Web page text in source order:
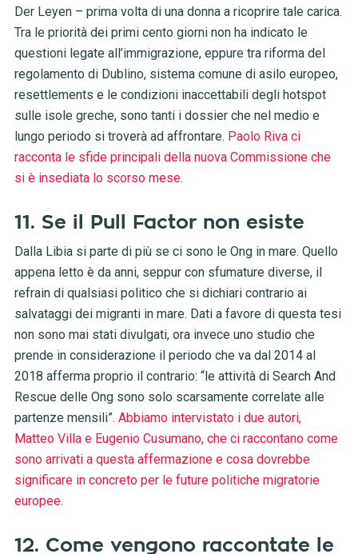
Der Leyen – prima volta di una donna a ricoprire tale carica.
Tra le priorità dei primi cento giorni non ha indicato le
questioni legate all’immigrazione, eppure tra riforma del
regolamento di Dublino, sistema comune di asilo europeo,
resettlements e le condizioni inaccettabili degli hotspot
sulle isole greche, sono tanti i dossier che nel medio e
lungo periodo si troverà ad affrontare. Paolo Riva ci
racconta le sfide principali della nuova Commissione che
si è insediata lo scorso mese.
11. Se il Pull Factor non esiste
Dalla Libia si parte di più se ci sono le Ong in mare. Quello
appena letto è da anni, seppur con sfumature diverse, il
refrain di qualsiasi politico che si dichiari contrario ai
salvataggi dei migranti in mare. Dati a favore di questa tesi
non sono mai stati divulgati, ora invece uno studio che
prende in considerazione il periodo che va dal 2014 al
2018 afferma proprio il contrario: “le attività di Search And
Rescue delle Ong sono solo scarsamente correlate alle
partenze mensili”. Abbiamo intervistato i due autori,
Matteo Villa e Eugenio Cusumano, che ci raccontano come
sono arrivati a questa affermazione e cosa dovrebbe
significare in concreto per le future politiche migratorie
europee.
12. Come vengono raccontate le